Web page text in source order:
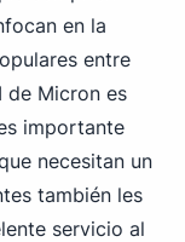
en la
entre
de Micron es
importante
necesitan un
también les
servicio al